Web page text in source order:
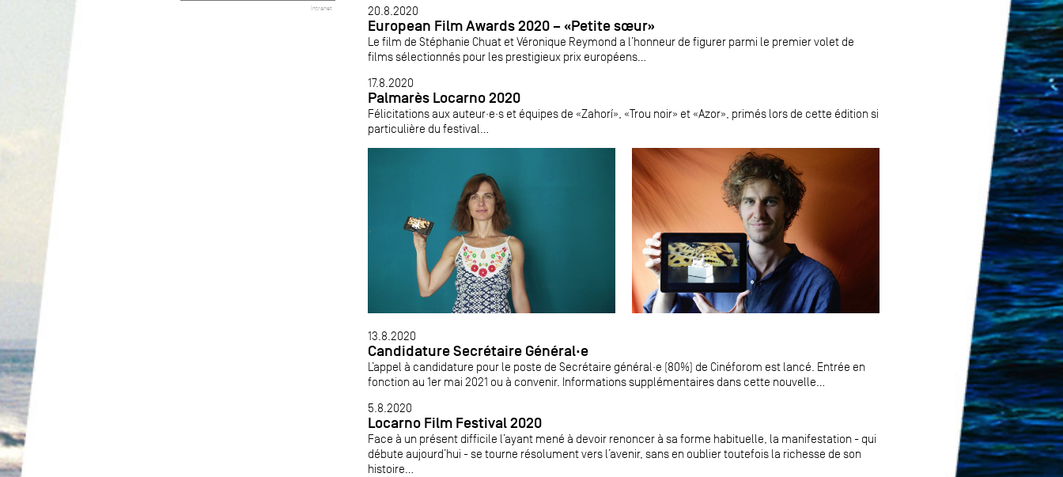
Intranet
20.8.2020
European Film Awards 2020 – «Petite sœur»
Le film de Stéphanie Chuat et Véronique Reymond a l’honneur de figurer parmi le premier volet de
films sélectionnés pour les prestigieux prix européens...
17.8.2020
Palmarès Locarno 2020
Félicitations aux auteur·e·s et équipes de «Zahorí», «Trou noir» et «Azor», primés lors de cette édition si
particulière du festival...
13.8.2020
Candidature Secrétaire Général·e
L’appel à candidature pour le poste de Secrétaire général·e (80%) de Cinéforom est lancé. Entrée en
fonction au 1er mai 2021 ou à convenir. Informations supplémentaires dans cette nouvelle...
5.8.2020
Locarno Film Festival 2020
Face à un présent difficile l’ayant mené à devoir renoncer à sa forme habituelle, la manifestation - qui
débute aujourd’hui - se tourne résolument vers l’avenir, sans en oublier toutefois la richesse de son
histoire...